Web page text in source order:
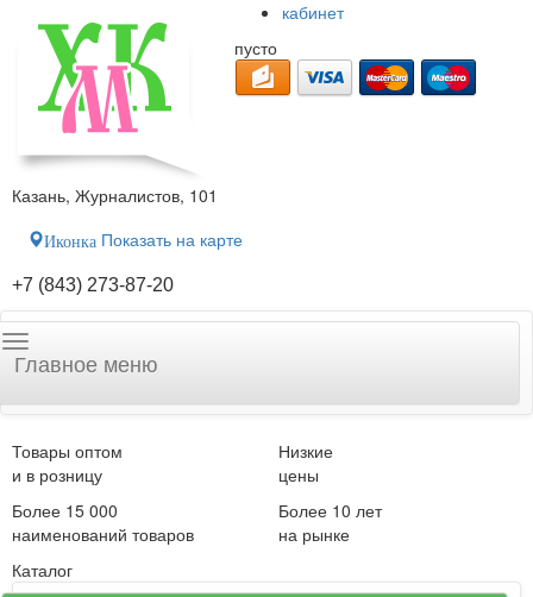
кабинет
пусто
Казань, Журналистов, 101
Иконка Показать на карте
+7 (843) 273-87-20
Главное меню
Товары оптом
и в розницу
Низкие
цены
Более 15 000
наименований товаров
Более 10 лет
на рынке
Каталог